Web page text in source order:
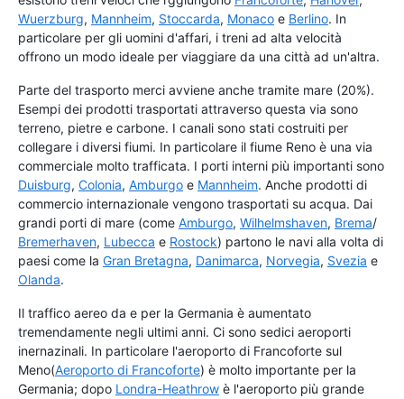
Wuerzburg, Mannheim, Stoccarda, Monaco e Berlino. In
particolare per gli uomini d'affari, i treni ad alta velocità
offrono un modo ideale per viaggiare da una città ad un'altra.
Parte del trasporto merci avviene anche tramite mare (20%).
Esempi dei prodotti trasportati attraverso questa via sono
terreno, pietre e carbone. I canali sono stati costruiti per
collegare i diversi fiumi. In particolare il fiume Reno è una via
commerciale molto trafficata. I porti interni più importanti sono
Duisburg, Colonia, Amburgo e Mannheim. Anche prodotti di
commercio internazionale vengono trasportati su acqua. Dai
grandi porti di mare (come Amburgo, Wilhelmshaven, Brema/
Bremerhaven, Lubecca e Rostock) partono le navi alla volta di
paesi come la Gran Bretagna, Danimarca, Norvegia, Svezia e
Olanda.
Il traffico aereo da e per la Germania è aumentato
tremendamente negli ultimi anni. Ci sono sedici aeroporti
inernazinali. In particolare l'aeroporto di Francoforte sul
Meno(Aeroporto di Francoforte) è molto importante per la
Germania; dopo Londra-Heathrow è l'aeroporto più grande